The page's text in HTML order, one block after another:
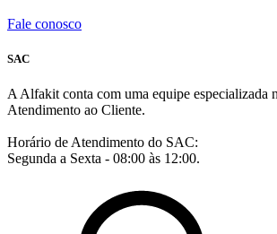
Fale conosco
SAC
A Alfakit conta com uma equipe especializada
Atendimento ao Cliente.
Horário de Atendimento do SAC:
Segunda a Sexta - 08:00 às 12:00.